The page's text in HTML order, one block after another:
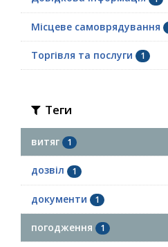
Місцеве самоврядування
Торгівля та послуги 1
Теги
витяг 1
дозвіл 1
документи 1
погодження 1